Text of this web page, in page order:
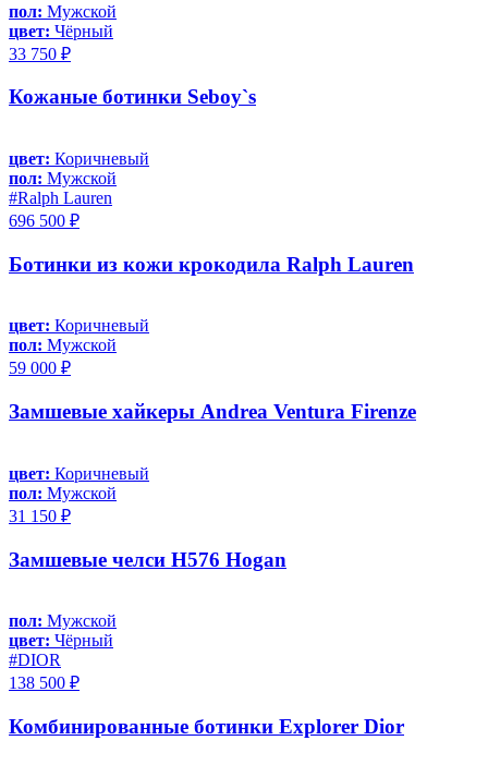
пол: Мужской
цвет: Чёрный
33 750 ₽
Кожаные ботинки Seboy`s
цвет: Коричневый
пол: Мужской
#Ralph Lauren
696 500 ₽
Ботинки из кожи крокодила Ralph Lauren
цвет: Коричневый
пол: Мужской
59 000 ₽
Замшевые хайкеры Andrea Ventura Firenze
цвет: Коричневый
пол: Мужской
31 150 ₽
Замшевые челси H576 Hogan
пол: Мужской
цвет: Чёрный
#DIOR
138 500 ₽
Комбинированные ботинки Explorer Dior